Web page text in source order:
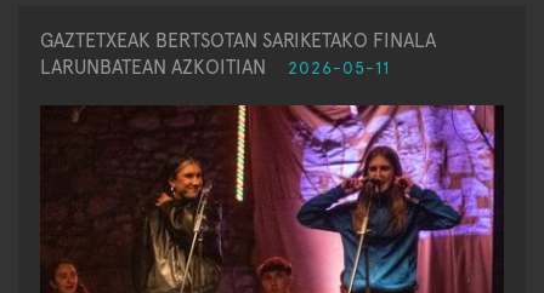
GAZTETXEAK BERTSOTAN SARIKETAKO FINALA
LARUNBATEAN AZKOITIAN
2026-05-11